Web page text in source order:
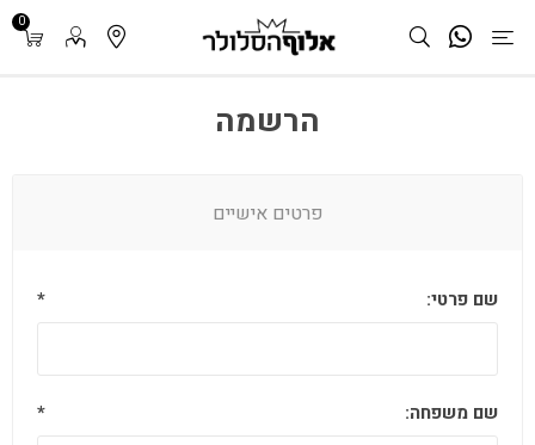
0
הרשמה
פרטים אישיים
שם פרטי: *
שם משפחה: *